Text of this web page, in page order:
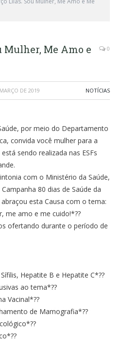
Mulher, Me Amo e
0
DE 2019 NOTÍCIAS
por meio do Departamento
convida você mulher para a
sendo realizada nas ESFs
com o Ministério da Saúde,
80 dias de Saúde da
esta Causa com o tema:
me amo e me cuido!*??
ofertando durante o período de
Hepatite B e Hepatite C*??
ao tema*??
Vacinal*??
de Mamografia*??